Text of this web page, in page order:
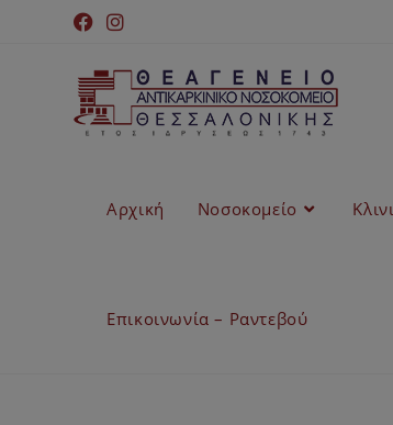
Αρχική Νοσοκομείο
Επικοινωνία – Ραντεβού